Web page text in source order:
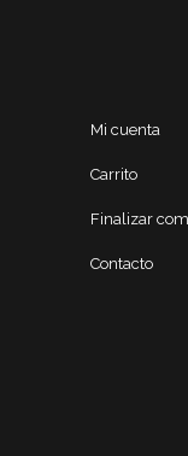
Mi cuenta
Carrito
Finalizar
Contacto